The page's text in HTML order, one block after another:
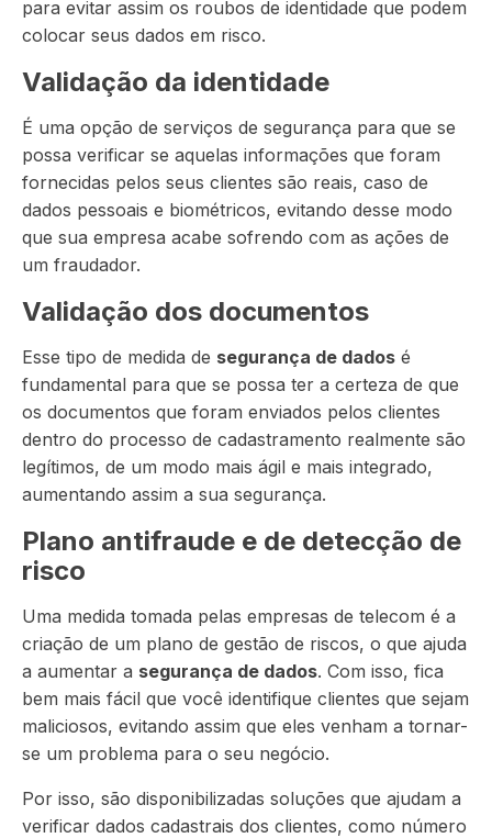
para evitar assim os roubos de identidade que podem
colocar seus dados em risco.
Validação da identidade
É uma opção de serviços de segurança para que se
possa verificar se aquelas informações que foram
fornecidas pelos seus clientes são reais, caso de
dados pessoais e biométricos, evitando desse modo
que sua empresa acabe sofrendo com as ações de
um fraudador.
Validação dos documentos
Esse tipo de medida de segurança de dados é
fundamental para que se possa ter a certeza de que
os documentos que foram enviados pelos clientes
dentro do processo de cadastramento realmente são
legítimos, de um modo mais ágil e mais integrado,
aumentando assim a sua segurança.
Plano antifraude e de detecção de
risco
Uma medida tomada pelas empresas de telecom é a
criação de um plano de gestão de riscos, o que ajuda
a aumentar a segurança de dados. Com isso, fica
bem mais fácil que você identifique clientes que sejam
maliciosos, evitando assim que eles venham a tornar-
se um problema para o seu negócio.
Por isso, são disponibilizadas soluções que ajudam a
verificar dados cadastrais dos clientes, como número